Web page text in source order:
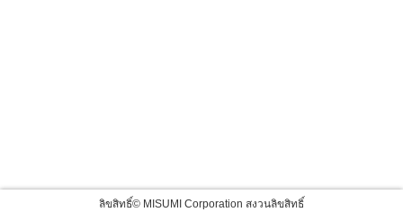
ลิขสิทธิ์© MISUMI Corporation สงวนลิขสิทธิ์